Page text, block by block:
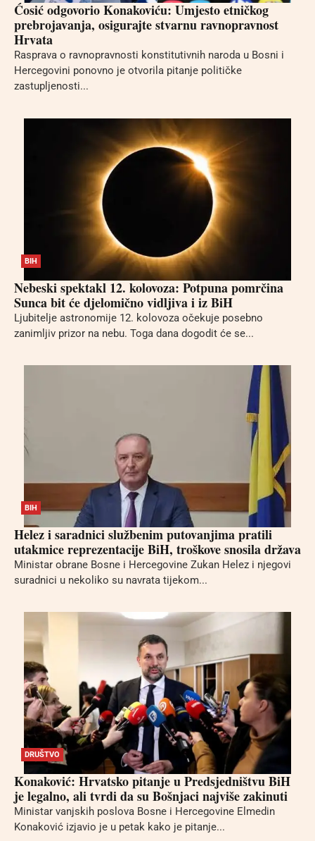
Ćosić odgovorio Konakoviću: Umjesto etničkog
prebrojavanja, osigurajte stvarnu ravnopravnost
Hrvata
Rasprava o ravnopravnosti konstitutivnih naroda u Bosni i
Hercegovini ponovno je otvorila pitanje političke
zastupljenosti...
BIH
Nebeski spektakl 12. kolovoza: Potpuna pomrčina
Sunca bit će djelomično vidljiva i iz BiH
Ljubitelje astronomije 12. kolovoza očekuje posebno
zanimljiv prizor na nebu. Toga dana dogodit će se...
BIH
Helez i saradnici službenim putovanjima pratili
utakmice reprezentacije BiH, troškove snosila država
Ministar obrane Bosne i Hercegovine Zukan Helez i njegovi
suradnici u nekoliko su navrata tijekom...
DRUŠTVO
Konaković: Hrvatsko pitanje u Predsjedništvu BiH
je legalno, ali tvrdi da su Bošnjaci najviše zakinuti
Ministar vanjskih poslova Bosne i Hercegovine Elmedin
Konaković izjavio je u petak kako je pitanje...